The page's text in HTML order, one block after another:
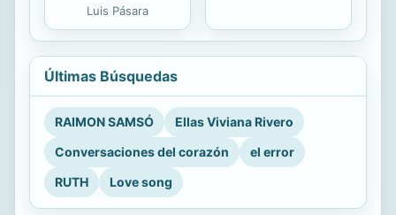
Luis Pásara
Últimas Búsquedas
RAIMON SAMSÓ
Ellas Viviana Rivero
Conversaciones del corazón
el error
RUTH
Love song